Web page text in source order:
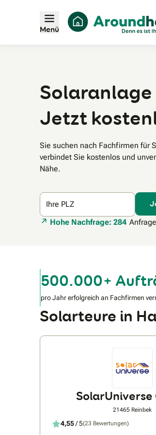
Menü
Jetzt
Sie suchen nach Fachfirmen für
verbindet Sie kostenlos und
Nähe.
Ihre PLZ
Hohe Nachfrage: 284
500.000+
pro Jahr erfolgreich an Fachfirmen
Solarteure in
SolarUniverse
21465 Reinbek
4,55/ 5(23 Bewertungen)